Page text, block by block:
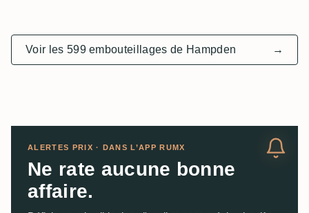
Voir les 599 embouteillages de Hampden →
ALERTES PRIX · DANS L’APP RUMX
Ne rate aucune bonne
affaire.